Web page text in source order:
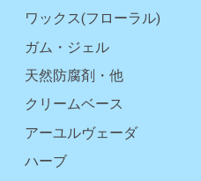
ワックス(フローラル)
ガム・ジェル
天然防腐剤・他
クリームベース
アーユルヴェーダ
ハーブ